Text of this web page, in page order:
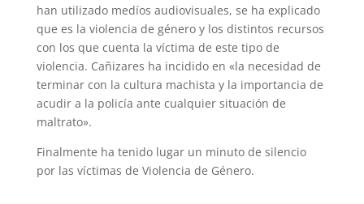
han utilizado medíos audiovisuales, se ha explicado
que es la violencia de género y los distintos recursos
con los que cuenta la víctima de este tipo de
violencia. Cañizares ha incidido en «la necesidad de
terminar con la cultura machista y la importancia de
acudir a la policía ante cualquier situación de
maltrato».
Finalmente ha tenido lugar un minuto de silencio
por las víctimas de Violencia de Género.